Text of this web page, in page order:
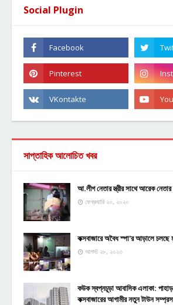
Social Plugin
সাপ্তাহিক আলোচিত খবর
আ.লীগ নেতার স্ত্রীর সাথে আরেক
ফেব্রুয়ারি ২০, ২০২০
কক্সবাজারে অবৈধ স্পা'র আড়ালে চলছে
আগস্ট ২৮, ২০২৩
কউক স্বপ্নচূড়া আবাসিক এলাকা: পাহাড়
কক্সবাজারের আগামীর নতুন টাউন